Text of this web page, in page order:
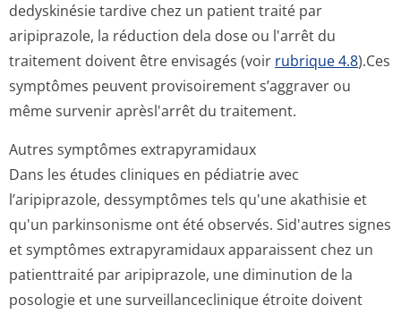
dedyskinésie tardive chez un patient traité par
aripiprazole, la réduction dela dose ou l'arrêt du
traitement doivent être envisagés (voir rubrique 4.8).Ces
symptômes peuvent provisoirement s’aggraver ou
même survenir aprèsl'arrêt du traitement.
Autres symptômes extrapyramidaux
Dans les études cliniques en pédiatrie avec
l’aripiprazole, dessymptômes tels qu'une akathisie et
qu'un parkinsonisme ont été observés. Sid'autres signes
et symptômes extrapyramidaux apparaissent chez un
patienttraité par aripiprazole, une diminution de la
posologie et une surveillancecli­nique étroite doivent